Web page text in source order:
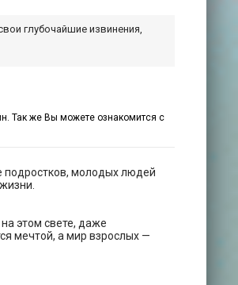
глубочайшие извинения,
Так же Вы можете ознакомится с
подростков, молодых людей
этом свете, даже
мечтой, а мир взрослых —